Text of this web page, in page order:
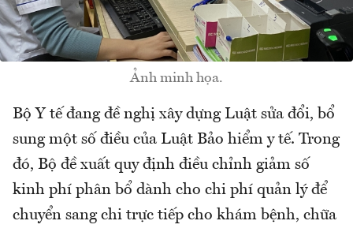
Ảnh minh họa.
Bộ Y tế đang đề nghị xây dựng Luật sửa đổi, bổ
sung một số điều của Luật Bảo hiểm y tế. Trong
đó, Bộ đề xuất quy định điều chỉnh giảm số
kinh phí phân bổ dành cho chi phí quản lý để
chuyển sang chi trực tiếp cho khám bệnh, chữa